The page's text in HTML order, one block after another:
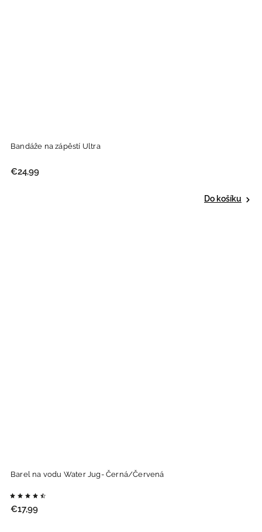
Bandáže na zápěstí Ultra
€24,99
Do košíku
Barel na vodu Water Jug- Černá/Červená
€17,99